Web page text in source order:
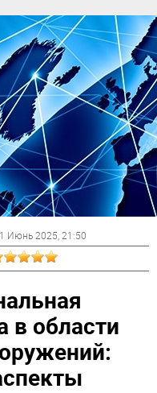
1 Июнь 2025 , 21:50
в области